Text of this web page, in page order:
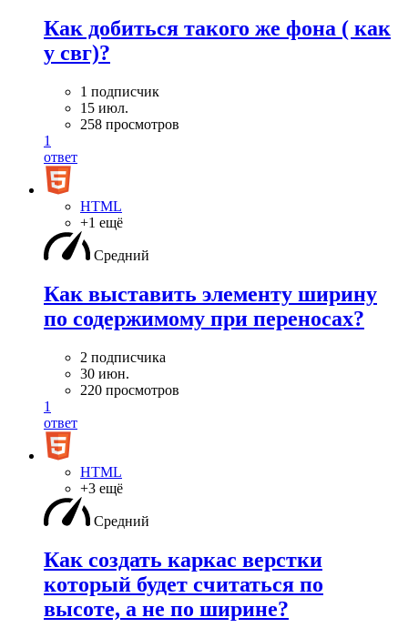
Как добиться такого же фона ( как
у свг)?
1 подписчик
15 июл.
258 просмотров
1
ответ
HTML
+1 ещё
Средний
Как выставить элементу ширину
по содержимому при переносах?
2 подписчика
30 июн.
220 просмотров
1
ответ
HTML
+3 ещё
Средний
Как создать каркас верстки
который будет считаться по
высоте, а не по ширине?